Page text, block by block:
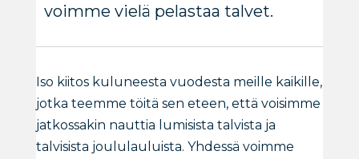
voimme vielä pelastaa talvet.
Iso kiitos kuluneesta vuodesta meille kaikille,
jotka teemme töitä sen eteen, että voisimme
jatkossakin nauttia lumisista talvista ja
talvisista joululauluista. Yhdessä voimme